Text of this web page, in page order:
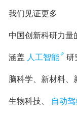
我们见证更多
中国创新科研力量
涵盖 人工智能
研
脑科学、新材料、
生物科技、
自动